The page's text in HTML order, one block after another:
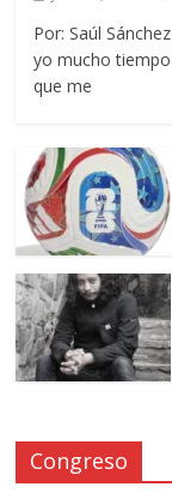
Por: Saúl
yo mucho
que me
Congreso